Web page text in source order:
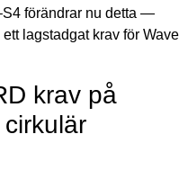
förändrar nu detta —
lagstadgat krav för Wave
krav på